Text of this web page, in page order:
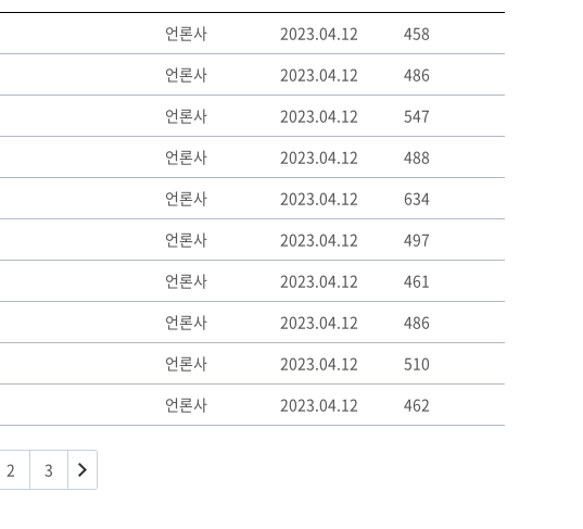
언론사 2023.04.12
458
언론사 2023.04.12
486
언론사 2023.04.12
547
언론사 2023.04.12
488
언론사 2023.04.12
634
언론사 2023.04.12
497
언론사 2023.04.12
461
언론사 2023.04.12
486
언론사 2023.04.12
510
언론사 2023.04.12 462
2 3